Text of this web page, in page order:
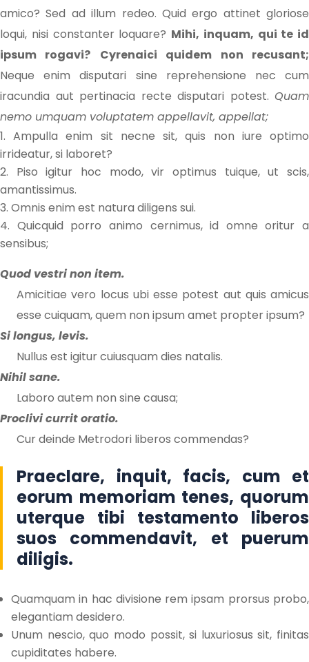
amico? Sed ad illum redeo. Quid ergo attinet gloriose
loqui, nisi constanter loquare? Mihi, inquam, qui te id
ipsum rogavi?
Cyrenaici quidem non recusant;
Neque enim disputari sine reprehensione nec cum
iracundia aut pertinacia recte disputari potest. Quam
nemo umquam voluptatem appellavit, appellat;
Ampulla enim sit necne sit, quis non iure optimo
irrideatur, si laboret?
Piso igitur hoc modo, vir optimus tuique, ut scis,
amantissimus.
Omnis enim est natura diligens sui.
Quicquid porro animo cernimus, id omne oritur a
sensibus;
Quod vestri non item.
Amicitiae vero locus ubi esse potest aut quis amicus
esse cuiquam, quem non ipsum amet propter ipsum?
Si longus, levis.
Nullus est igitur cuiusquam dies natalis.
Nihil sane.
Laboro autem non sine causa;
Proclivi currit oratio.
Cur deinde Metrodori liberos commendas?
Praeclare, inquit, facis, cum et
eorum memoriam tenes, quorum
uterque tibi testamento liberos
suos commendavit, et puerum
diligis.
Quamquam in hac divisione rem ipsam prorsus probo,
elegantiam desidero.
Unum nescio, quo modo possit, si luxuriosus sit, finitas
cupiditates habere.